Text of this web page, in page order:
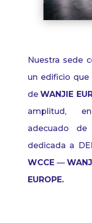
Nuestra sede
un edificio que
deWANJIE
amplitud,
adecuado de
dedicada a
WCCE —
EUROPE.